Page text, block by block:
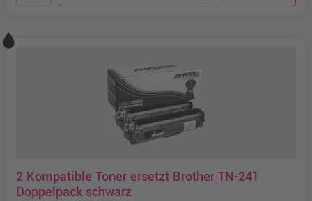
2 Kompatible Toner ersetzt Brother TN-241
Doppelpack schwarz